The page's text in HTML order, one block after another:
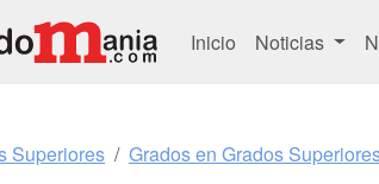
Inicio Noticias
Superiores Grados en Grados